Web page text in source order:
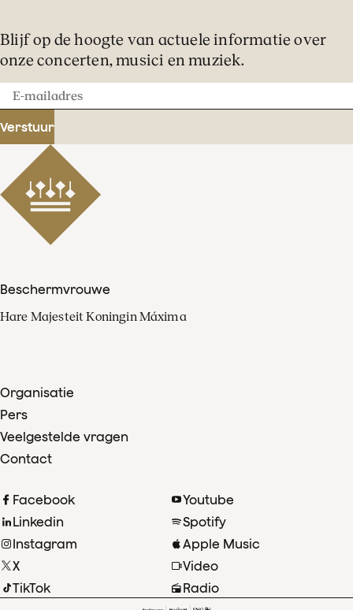
Blijf op de hoogte van actuele informatie over
onze concerten, musici en muziek.
E-
mailadres
Verstuur
Beschermvrouwe
Hare Majesteit Koningin Máxima
Organisatie
Pers
Veelgestelde vragen
Contact
Facebook
Linkedin
Instagram
X
TikTok
Youtube
Spotify
Apple Music
Video
Radio